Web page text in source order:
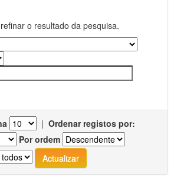
o resultado da pesquisa.
| Ordenar registos por:
Por ordem